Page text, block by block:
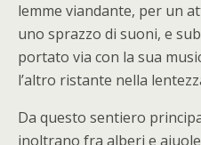
lemme viandante, per un
uno sprazzo di suoni, e
portato via con la sua
l’altro ristante nella
Da questo sentiero
inoltrano fra alberi e